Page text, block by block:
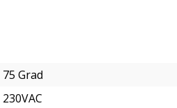
75 Grad
230VAC